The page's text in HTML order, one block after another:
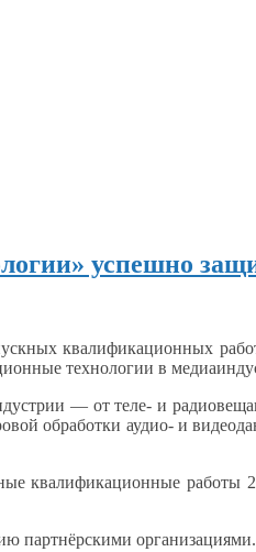
успешно
квалификационных
технологии в
— от теле- и
обработки аудио- и
квалификационные работы
партнёрскими организациями.